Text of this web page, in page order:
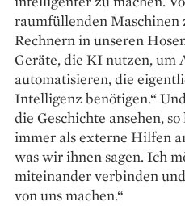
raumfüllenden Maschinen
Rechnern in unseren
Geräte, die KI nutzen, um
automatisieren, die
Intelligenz benötigen.“
die Geschichte ansehen,
immer als externe Hilfen
was wir ihnen sagen. Ich
miteinander verbinden
von uns machen.“